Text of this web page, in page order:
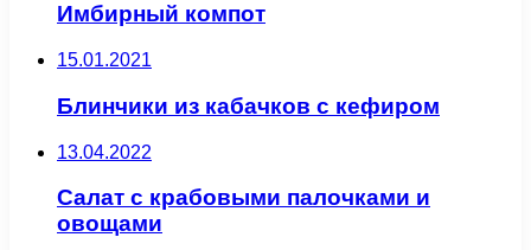
Имбирный компот
15.01.2021
Блинчики из кабачков с кефиром
13.04.2022
Салат с крабовыми палочками и
овощами